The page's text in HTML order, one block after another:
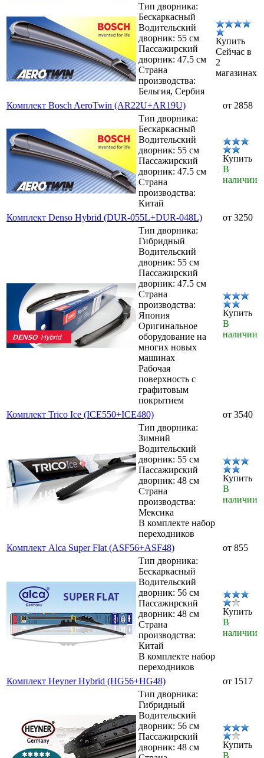
Тип дворника:
Бескаркасный
Водительский
дворник: 55 см
Пассажирский
дворник: 47.5 см
Страна
производства:
Бельгия, Сербия
Купить
Сейчас в
2
магазинах
Комплект Bosch AeroTwin (AR22U+AR19U)
от 2858
Тип дворника:
Бескаркасный
Водительский
дворник: 55 см
Пассажирский
дворник: 47.5 см
Страна
производства:
Китай
Купить
В
наличии
Комплект Denso Hybrid (DUR-055L+DUR-048L)
от 3250
Тип дворника:
Гибридный
Водительский
дворник: 55 см
Пассажирский
дворник: 47.5 см
Страна
производства:
Япония
Оригинальное
оборудование на
многих новых
машинах
Рабочая
поверхность с
графитовым
покрытием
Купить
В
наличии
Комплект Trico Ice (ICE550+ICE480)
от 3540
Тип дворника:
Зимний
Водительский
дворник: 55 см
Пассажирский
дворник: 48 см
Страна
производства:
Мексика
В комплекте набор
переходников
Купить
В
наличии
Комплект Alca Super Flat (ASF56+ASF48)
от 855
Тип дворника:
Бескаркасный
Водительский
дворник: 56 см
Пассажирский
дворник: 48 см
Страна
производства:
Китай
В комплекте набор
переходников
Купить
В
наличии
Комплект Heyner Hybrid (HG56+HG48)
от 1517
Тип дворника:
Гибридный
Водительский
дворник: 56 см
Пассажирский
дворник: 48 см
Купить
В